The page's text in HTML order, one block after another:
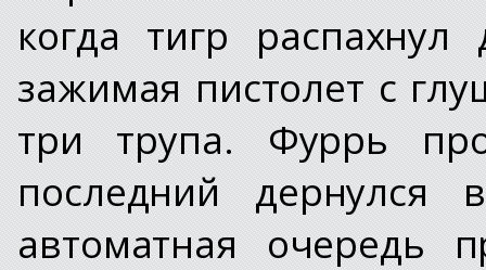
когда тигр
зажимая пистолет с
три трупа. Фуррь
последний дернулся
автоматная очередь